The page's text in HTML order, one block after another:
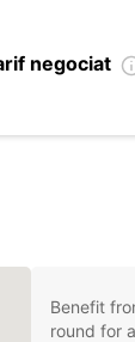
negociat
Benefit
round for